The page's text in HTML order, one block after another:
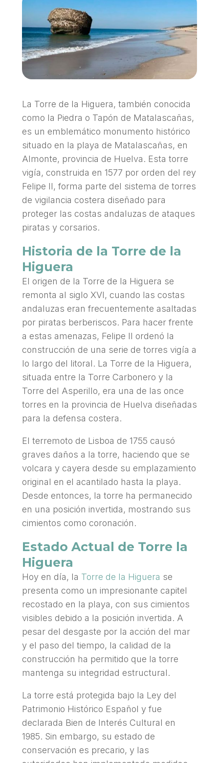
La Torre de la Higuera, también conocida
como la Piedra o Tapón de Matalascañas,
es un emblemático monumento histórico
situado en la playa de Matalascañas, en
Almonte, provincia de Huelva. Esta torre
vigía, construida en 1577 por orden del rey
Felipe II, forma parte del sistema de torres
de vigilancia costera diseñado para
proteger las costas andaluzas de ataques
piratas y corsarios.
Historia de la Torre de la
Higuera
El origen de la Torre de la Higuera se
remonta al siglo XVI, cuando las costas
andaluzas eran frecuentemente asaltadas
por piratas berberiscos. Para hacer frente
a estas amenazas, Felipe II ordenó la
construcción de una serie de torres vigía a
lo largo del litoral. La Torre de la Higuera,
situada entre la Torre Carbonero y la
Torre del Asperillo, era una de las once
torres en la provincia de Huelva diseñadas
para la defensa costera.
El terremoto de Lisboa de 1755 causó
graves daños a la torre, haciendo que se
volcara y cayera desde su emplazamiento
original en el acantilado hasta la playa.
Desde entonces, la torre ha permanecido
en una posición invertida, mostrando sus
cimientos como coronación.
Estado Actual de Torre la
Higuera
Hoy en día, la Torre de la Higuera se
presenta como un impresionante capitel
recostado en la playa, con sus cimientos
visibles debido a la posición invertida. A
pesar del desgaste por la acción del mar
y el paso del tiempo, la calidad de la
construcción ha permitido que la torre
mantenga su integridad estructural.
La torre está protegida bajo la Ley del
Patrimonio Histórico Español y fue
declarada Bien de Interés Cultural en
1985. Sin embargo, su estado de
conservación es precario, y las